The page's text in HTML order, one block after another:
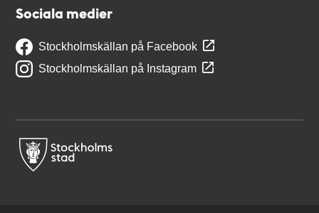
Sociala medier
Stockholmskällan på Facebook
Stockholmskällan på Instagram